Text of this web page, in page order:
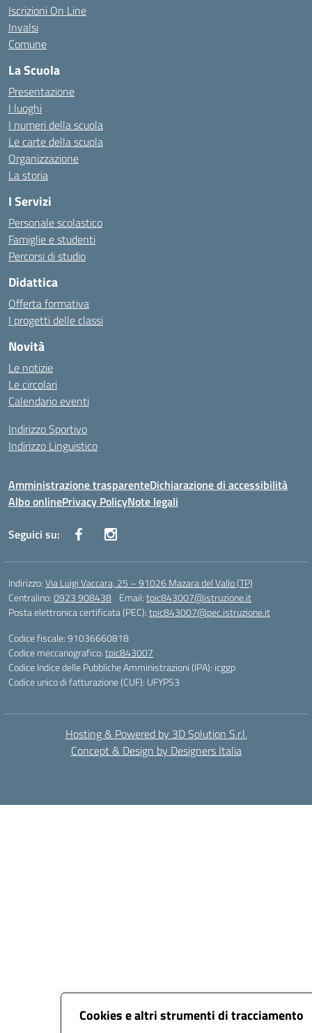
Cookies e altri strumenti di tracciamento
Iscrizioni On Line
Invalsi
Comune
La Scuola
Presentazione
I luoghi
I numeri della scuola
Le carte della scuola
Organizzazione
La storia
I Servizi
Personale scolastico
Famiglie e studenti
Percorsi di studio
Didattica
Offerta formativa
I progetti delle classi
Novità
Le notizie
Le circolari
Calendario eventi
Indirizzo Sportivo
Indirizzo Linguistico
Amministrazione trasparenteDichiarazione di accessibilità
Albo onlinePrivacy PolicyNote legali
Seguici su:
Indirizzo:Via Luigi Vaccara, 25 – 91026 Mazara del Vallo (TP)
Centralino:0923 908438 Email:tpic843007@istruzione.it
Posta elettronica certificata (PEC):tpic843007@pec.istruzione.it
Codice fiscale: 91036660818
Codice meccanografico:tpic843007
Codice Indice delle Pubbliche Amministrazioni (IPA): icggp
Codice unico di fatturazione (CUF): UFYPS3
Hosting & Powered by 3D Solution S.r.l.
Concept & Design by Designers Italia